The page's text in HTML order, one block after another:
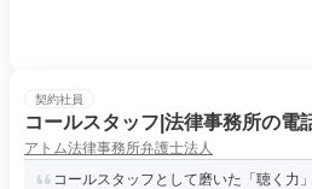
契約社員
コールスタッフ|法律事務所の電
アトム法律事務所弁護士法人
コールスタッフとして磨いた「聴く力